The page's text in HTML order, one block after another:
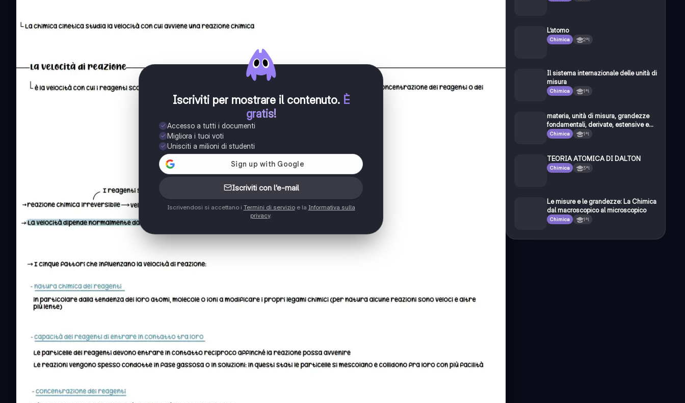
Iscriviti per mostrare il contenuto. È
gratis!
Accesso a tutti i documenti
Migliora i tuoi voti
Unisciti a milioni di studenti
Iscriviti con l'e-mail
Iscrivendosi si accettano i Termini di servizioe la Informativa sulla
privacy.
L’atomo
Chimica 2ªl
Il sistema internazionale delle unità di
misura
Chimica 1ªl
materia, unità di misura, grandezze
fondamentali, derivate, estensive e
intensive; notazione scientifica,
Chimica 1ªl
TEORIA ATOMICA DI DALTON
Chimica 3ªl
Le misure e le grandezze: La Chimica
dal macroscopico al microscopico
Chimica 1ªl